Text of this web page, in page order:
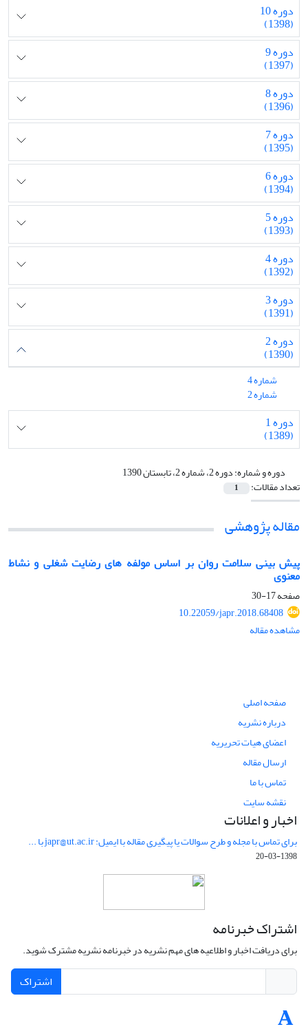
دوره 10
(1398)
دوره 9
(1397)
دوره 8
(1396)
دوره 7
(1395)
دوره 6
(1394)
دوره 5
(1393)
دوره 4
(1392)
دوره 3
(1391)
دوره 2
(1390)
شماره 4
شماره 2
دوره 1
(1389)
دوره و شماره:دوره 2، شماره 2، تابستان 1390
تعداد مقالات: 1
مقاله پژوهشی
پیش بینی سلامت روان بر اساس مولفه های رضایت شغلی و نشاط
معنوی
صفحه17-30
10.22059/japr.2018.68408
مشاهده مقاله
صفحه اصلی
درباره نشریه
اعضای هیات تحریریه
ارسال مقاله
تماس با ما
نقشه سایت
اخبار و اعلانات
برای تماس با مجله و طرح سوالات یا پیگیری مقاله با ایمیل: japr@ut.ac.ir با ...
1398-03-20
اشتراک خبرنامه
برای دریافت اخبار و اطلاعیه های مهم نشریه در خبرنامه نشریه مشترک شوید.
اشتراک